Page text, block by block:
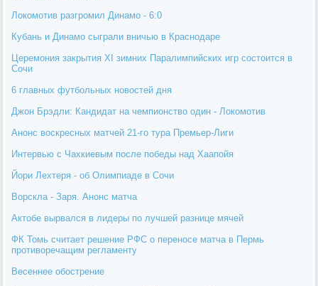
Локомотив разгромил Динамо - 6:0
Кубань и Динамо сыграли вничью в Краснодаре
Церемония закрытия XI зимних Паралимпийских игр состоится в
Сочи
6 главных футбольных новостей дня
Джон Брэдли: Кандидат на чемпионство один - Локомотив
Анонс воскресных матчей 21-го тура Премьер-Лиги
Интервью с Чахкиевым после победы над Хаапойя
Йори Лехтеря - об Олимпиаде в Сочи
Ворскла - Заря. Анонс матча
Актобе вырвался в лидеры по лучшей разнице мячей
ФК Томь считает решение РФС о переносе матча в Пермь
противоречащим регламенту
Весеннее обострение